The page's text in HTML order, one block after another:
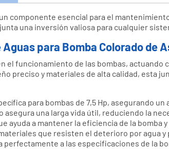
componente esencial para el
una inversión valiosa para cualquier
para Bomba Colorado de
el funcionamiento de las bombas, actuando
preciso y materiales de alta calidad, esta
para bombas de 7,5 Hp, asegurando
asegura una larga vida útil, reduciendo la
ayuda a mantener la eficiencia de la bomba
que resisten el deterioro por agua
perfectamente a las especificaciones de la